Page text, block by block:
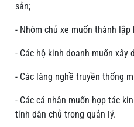
sản;
- Nhóm chủ xe muốn thành
- Các hộ kinh doanh muốn xây
- Các làng nghề truyền thống
- Các cá nhân muốn hợp tác
tính dân chủ trong quản lý.